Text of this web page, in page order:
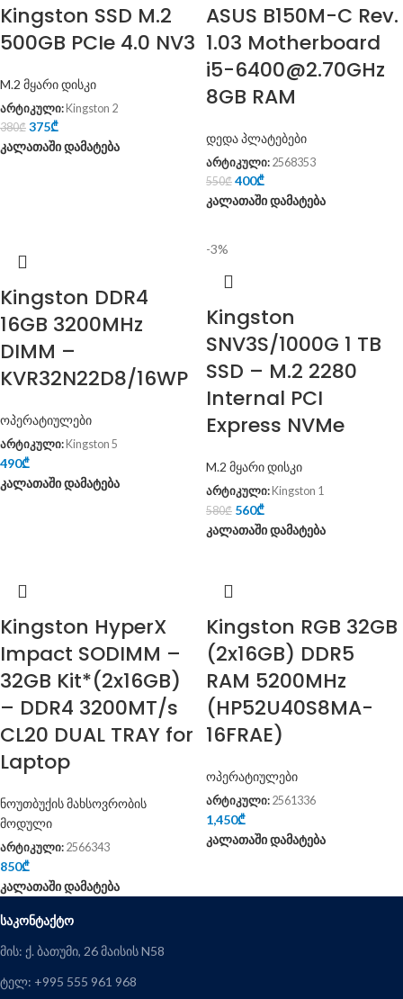
Kingston SSD M.2
500GB PCIe 4.0 NV3
M.2 მყარი დისკი
არტიკული:Kingston 2
380₾ 375₾
კალათაში დამატება
ASUS B150M-C Rev.
1.03 Motherboard
i5-6400@2.70GHz
8GB RAM
დედა პლატებები
არტიკული: 2568353
550₾ 400₾
კალათაში დამატება
Kingston DDR4
16GB 3200MHz
DIMM –
KVR32N22D8/16WP
ოპერატიულები
არტიკული: Kingston 5
490₾
კალათაში დამატება
-3%
Kingston
SNV3S/1000G 1 TB
SSD – M.2 2280
Internal PCI
Express NVMe
M.2 მყარი დისკი
არტიკული: Kingston 1
580₾ 560₾
კალათაში დამატება
Kingston HyperX
Impact SODIMM –
32GB Kit*(2x16GB)
– DDR4 3200MT/s
CL20 DUAL TRAY for
Laptop
ნოუთბუქის მახსოვრობის
მოდული
არტიკული: 2566343
850₾
კალათაში დამატება
Kingston RGB 32GB
(2x16GB) DDR5
RAM 5200MHz
(HP52U40S8MA-
16FRAE)
ოპერატიულები
არტიკული: 2561336
1,450₾
კალათაში დამატება
ᲡᲐᲙᲝᲜᲢᲐᲥᲢᲝ
მის: ქ. ბათუმი, 26 მაისის N58
ტელ: +995 555 961 968